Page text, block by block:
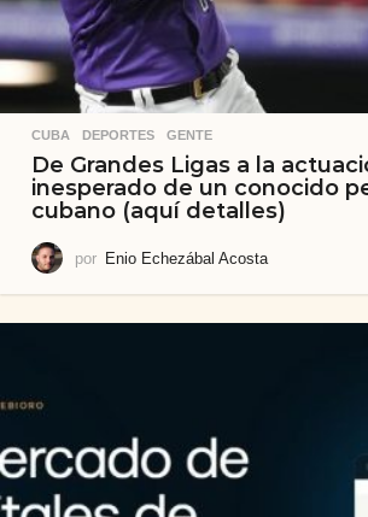
CUBA ,DEPORTES ,GENTE
De Grandes Ligas a la
inesperado de un conocido
cubano (aquí detalles)
por Enio Echezábal Acosta